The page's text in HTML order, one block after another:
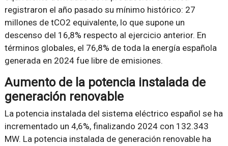
registraron el año pasado su mínimo histórico: 27
millones de tCO2 equivalente, lo que supone un
descenso del 16,8% respecto al ejercicio anterior. En
términos globales, el 76,8% de toda la energía española
generada en 2024 fue libre de emisiones.
Aumento de la potencia instalada de
generación renovable
La potencia instalada del sistema eléctrico español se ha
incrementado un 4,6%, finalizando 2024 con 132.343
MW. La potencia instalada de generación renovable ha